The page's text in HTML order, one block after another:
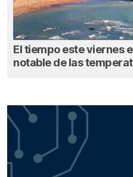
El tiempo este viernes
notable de las